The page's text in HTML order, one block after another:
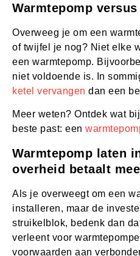
Warmtepomp versus
Overweeg je om een
of twijfel je nog? Niet elke
een warmtepomp.
niet voldoende is. In
ketel vervangen dan een
Meer weten? Ontdek wat
beste past: een
Warmtepomp laten
overheid betaalt mee
Als je overweegt om een
installeren, maar de
struikelblok, bedenk dan
verleent voor
voorwaarden aan